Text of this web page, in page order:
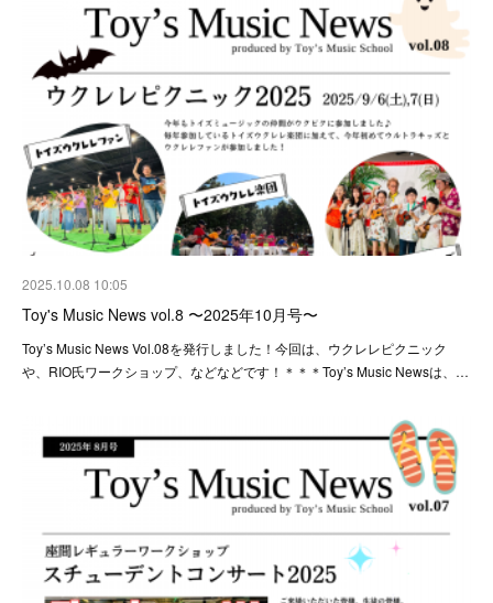
2025.10.08 10:05
Toy's Music News vol.8 〜2025年10月号〜
Toy’s Music News Vol.08を発行しました！今回は、ウクレレピクニック
や、RIO氏ワークショップ、などなどです！＊＊＊Toy’s Music Newsは、…